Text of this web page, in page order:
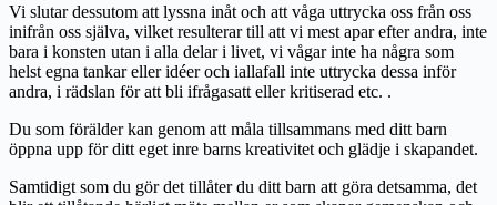
Vi slutar dessutom att lyssna inåt och att våga uttrycka oss från oss
inifrån oss själva, vilket resulterar till att vi mest apar efter andra, inte
bara i konsten utan i alla delar i livet, vi vågar inte ha några som
helst egna tankar eller idéer och iallafall inte uttrycka dessa inför
andra, i rädslan för att bli ifrågasatt eller kritiserad etc. .
Du som förälder kan genom att måla tillsammans med ditt barn
öppna upp för ditt eget inre barns kreativitet och glädje i skapandet.
Samtidigt som du gör det tillåter du ditt barn att göra detsamma, det